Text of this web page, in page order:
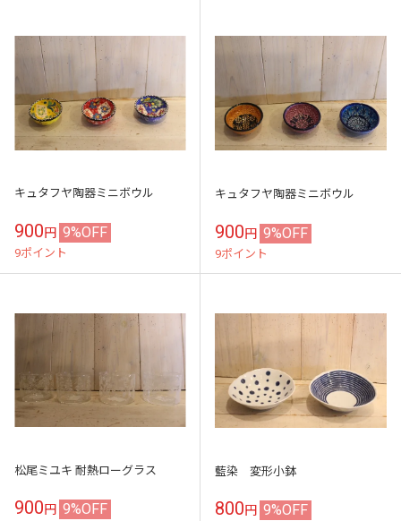
キュタフヤ陶器ミニボウル
900円 9%OFF
9ポイント
キュタフヤ陶器ミニボウル
900円 9%OFF
9ポイント
松尾ミユキ 耐熱ローグラス
900円 9%OFF
藍染 変形小鉢
800円 9%OFF